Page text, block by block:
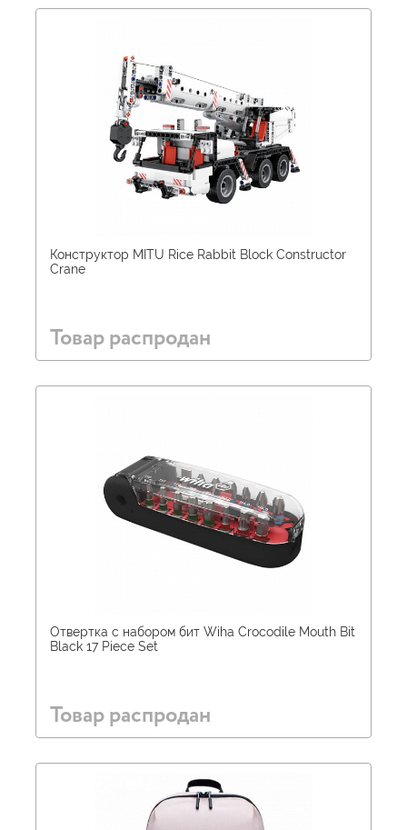
Конструктор MITU Rice Rabbit Block Сonstructor
Crane
Товар распродан
Отвертка с набором бит Wiha Crocodile Mouth Bit
Black 17 Piece Set
Товар распродан